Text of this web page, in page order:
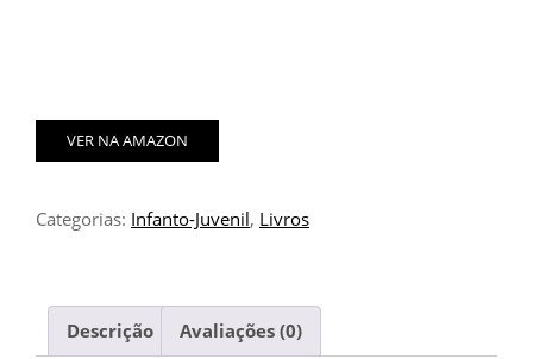
VER NA AMAZON
Categorias: Infanto-Juvenil, Livros
Descrição Avaliações (0)